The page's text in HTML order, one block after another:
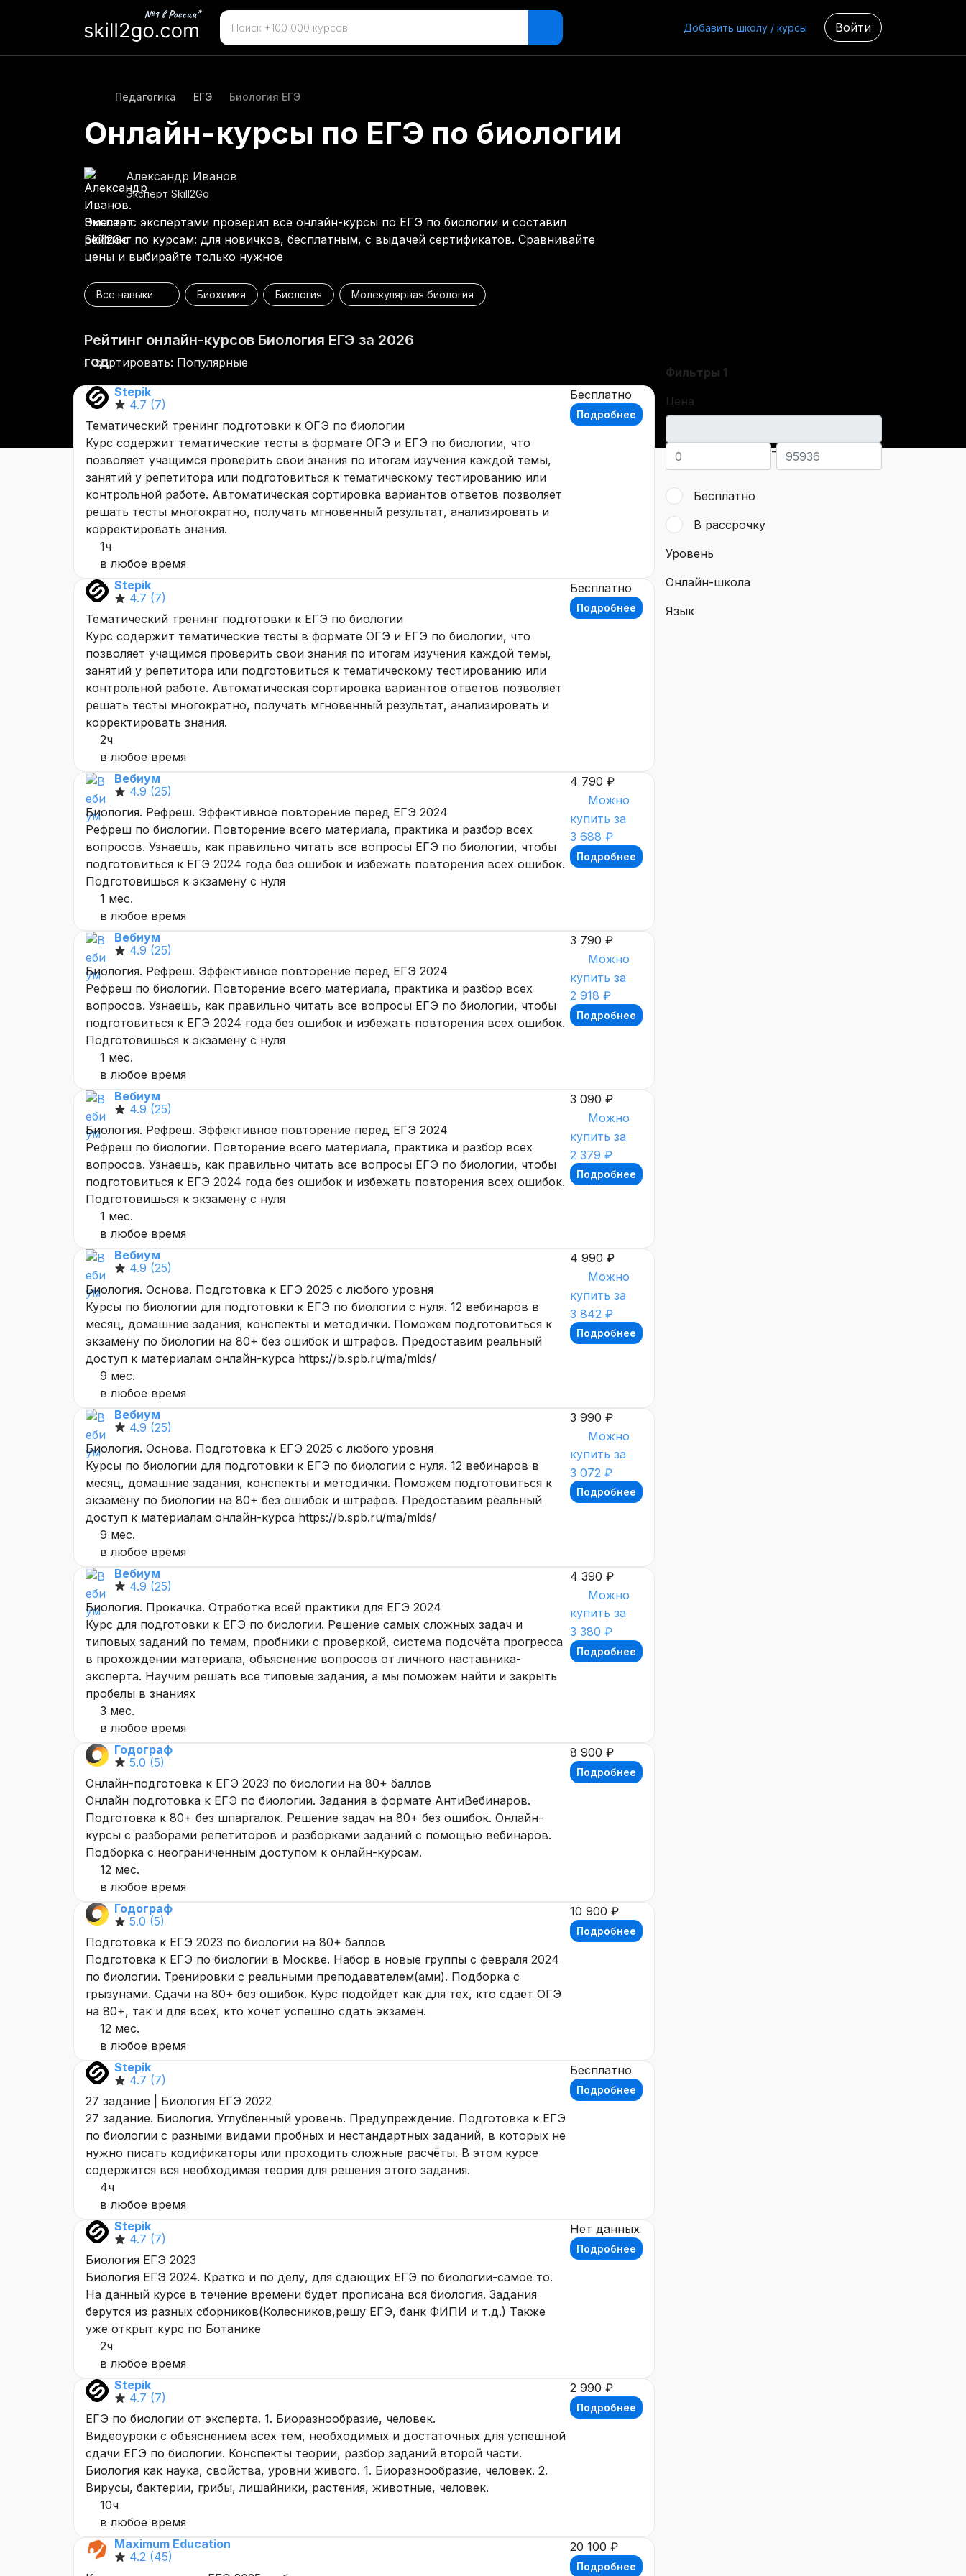
Добавить школу / курсы Войти
Педагогика ЕГЭ Биология ЕГЭ
Онлайн-курсы по ЕГЭ по биологии
Александр Иванов
Эксперт Skill2Go
Вместе с экспертами проверил все онлайн-курсы по ЕГЭ по биологии и составил
рейтинг по курсам: для новичков, бесплатным, с выдачей сертификатов. Сравнивайте
цены и выбирайте только нужное
Все навыки Биохимия Биология Молекулярная биология
Рейтинг онлайн-курсов Биология ЕГЭ за 2026
год
сортировать: Популярные
Stepik
4.7 (7)
Тематический тренинг подготовки к ОГЭ по биологии
Курс содержит тематические тесты в формате ОГЭ и ЕГЭ по биологии, что
позволяет учащимся проверить свои знания по итогам изучения каждой темы,
занятий у репетитора или подготовиться к тематическому тестированию или
контрольной работе. Автоматическая сортировка вариантов ответов позволяет
решать тесты многократно, получать мгновенный результат, анализировать и
корректировать знания.
1ч
в любое время
Бесплатно
Подробнее
Stepik
4.7 (7)
Тематический тренинг подготовки к ЕГЭ по биологии
Курс содержит тематические тесты в формате ОГЭ и ЕГЭ по биологии, что
позволяет учащимся проверить свои знания по итогам изучения каждой темы,
занятий у репетитора или подготовиться к тематическому тестированию или
контрольной работе. Автоматическая сортировка вариантов ответов позволяет
решать тесты многократно, получать мгновенный результат, анализировать и
корректировать знания.
2ч
в любое время
Бесплатно
Подробнее
Вебиум
4.9 (25)
Биология. Рефреш. Эффективное повторение перед ЕГЭ 2024
Рефреш по биологии. Повторение всего материала, практика и разбор всех
вопросов. Узнаешь, как правильно читать все вопросы ЕГЭ по биологии, чтобы
подготовиться к ЕГЭ 2024 года без ошибок и избежать повторения всех ошибок.
Подготовишься к экзамену с нуля
1 мес.
в любое время
4 790 ₽
Можно
купить за
3 688 ₽
Подробнее
Вебиум
4.9 (25)
Биология. Рефреш. Эффективное повторение перед ЕГЭ 2024
Рефреш по биологии. Повторение всего материала, практика и разбор всех
вопросов. Узнаешь, как правильно читать все вопросы ЕГЭ по биологии, чтобы
подготовиться к ЕГЭ 2024 года без ошибок и избежать повторения всех ошибок.
Подготовишься к экзамену с нуля
1 мес.
в любое время
3 790 ₽
Можно
купить за
2 918 ₽
Подробнее
Вебиум
4.9 (25)
Биология. Рефреш. Эффективное повторение перед ЕГЭ 2024
Рефреш по биологии. Повторение всего материала, практика и разбор всех
вопросов. Узнаешь, как правильно читать все вопросы ЕГЭ по биологии, чтобы
подготовиться к ЕГЭ 2024 года без ошибок и избежать повторения всех ошибок.
Подготовишься к экзамену с нуля
1 мес.
в любое время
3 090 ₽
Можно
купить за
2 379 ₽
Подробнее
Вебиум
4.9 (25)
Биология. Основа. Подготовка к ЕГЭ 2025 с любого уровня
Курсы по биологии для подготовки к ЕГЭ по биологии с нуля. 12 вебинаров в
месяц, домашние задания, конспекты и методички. Поможем подготовиться к
экзамену по биологии на 80+ без ошибок и штрафов. Предоставим реальный
доступ к материалам онлайн-курса https://b.spb.ru/ma/mlds/
9 мес.
в любое время
4 990 ₽
Можно
купить за
3 842 ₽
Подробнее
Вебиум
4.9 (25)
Биология. Основа. Подготовка к ЕГЭ 2025 с любого уровня
Курсы по биологии для подготовки к ЕГЭ по биологии с нуля. 12 вебинаров в
месяц, домашние задания, конспекты и методички. Поможем подготовиться к
экзамену по биологии на 80+ без ошибок и штрафов. Предоставим реальный
доступ к материалам онлайн-курса https://b.spb.ru/ma/mlds/
9 мес.
в любое время
3 990 ₽
Можно
купить за
3 072 ₽
Подробнее
Вебиум
4.9 (25)
Биология. Прокачка. Отработка всей практики для ЕГЭ 2024
Курс для подготовки к ЕГЭ по биологии. Решение самых сложных задач и
типовых заданий по темам, пробники с проверкой, система подсчёта прогресса
в прохождении материала, объяснение вопросов от личного наставника-
эксперта. Научим решать все типовые задания, а мы поможем найти и закрыть
пробелы в знаниях
3 мес.
в любое время
4 390 ₽
Можно
купить за
3 380 ₽
Подробнее
Годограф
5.0 (5)
Онлайн-подготовка к ЕГЭ 2023 по биологии на 80+ баллов
Онлайн подготовка к ЕГЭ по биологии. Задания в формате АнтиВебинаров.
Подготовка к 80+ без шпаргалок. Решение задач на 80+ без ошибок. Онлайн-
курсы с разборами репетиторов и разборками заданий с помощью вебинаров.
Подборка с неограниченным доступом к онлайн-курсам.
12 мес.
в любое время
8 900 ₽
Подробнее
Годограф
5.0 (5)
Подготовка к ЕГЭ 2023 по биологии на 80+ баллов
Подготовка к ЕГЭ по биологии в Москве. Набор в новые группы с февраля 2024
по биологии. Тренировки с реальными преподавателем(ами). Подборка с
грызунами. Сдачи на 80+ без ошибок. Курс подойдет как для тех, кто сдаёт ОГЭ
на 80+, так и для всех, кто хочет успешно сдать экзамен.
12 мес.
в любое время
10 900 ₽
Подробнее
Stepik
4.7 (7)
27 задание | Биология ЕГЭ 2022
27 задание. Биология. Углубленный уровень. Предупреждение. Подготовка к ЕГЭ
по биологии с разными видами пробных и нестандартных заданий, в которых не
нужно писать кодификаторы или проходить сложные расчёты. В этом курсе
содержится вся необходимая теория для решения этого задания.
4ч
в любое время
Бесплатно
Подробнее
Stepik
4.7 (7)
Биология ЕГЭ 2023
Биология ЕГЭ 2024. Кратко и по делу, для сдающих ЕГЭ по биологии-самое то.
На данный курсе в течение времени будет прописана вся биология. Задания
берутся из разных сборников(Колесников,решу ЕГЭ, банк ФИПИ и т.д.) Также
уже открыт курс по Ботанике
2ч
в любое время
Нет данных
Подробнее
Stepik
4.7 (7)
ЕГЭ по биологии от эксперта. 1. Биоразнообразие, человек.
Видеоуроки с объяснением всех тем, необходимых и достаточных для успешной
сдачи ЕГЭ по биологии. Конспекты теории, разбор заданий второй части.
Биология как наука, свойства, уровни живого. 1. Биоразнообразие, человек. 2.
Вирусы, бактерии, грибы, лишайники, растения, животные, человек.
10ч
в любое время
2 990 ₽
Подробнее
Maximum Education
4.2 (45)
20 100 ₽
Подробнее
Фильтры 1
Цена
-
Бесплатно
В рассрочку
Уровень
Онлайн-школа
Язык